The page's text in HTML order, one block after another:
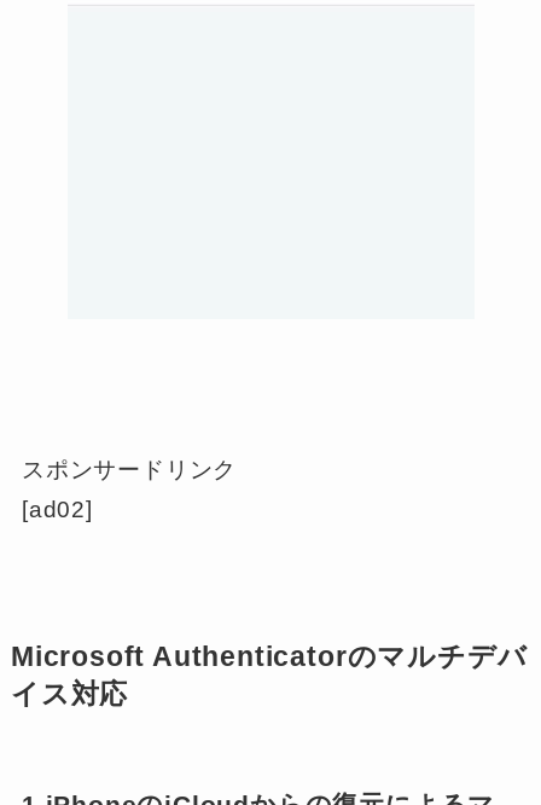
スポンサードリンク
[ad02]
Microsoft Authenticatorのマルチデバ
イス対応